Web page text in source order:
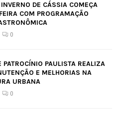
DE CÁSSIA COMEÇA
COM PROGRAMAÇÃO
0
PATROCÍNIO PAULISTA REALIZA
E MELHORIAS NA
URBANA
0